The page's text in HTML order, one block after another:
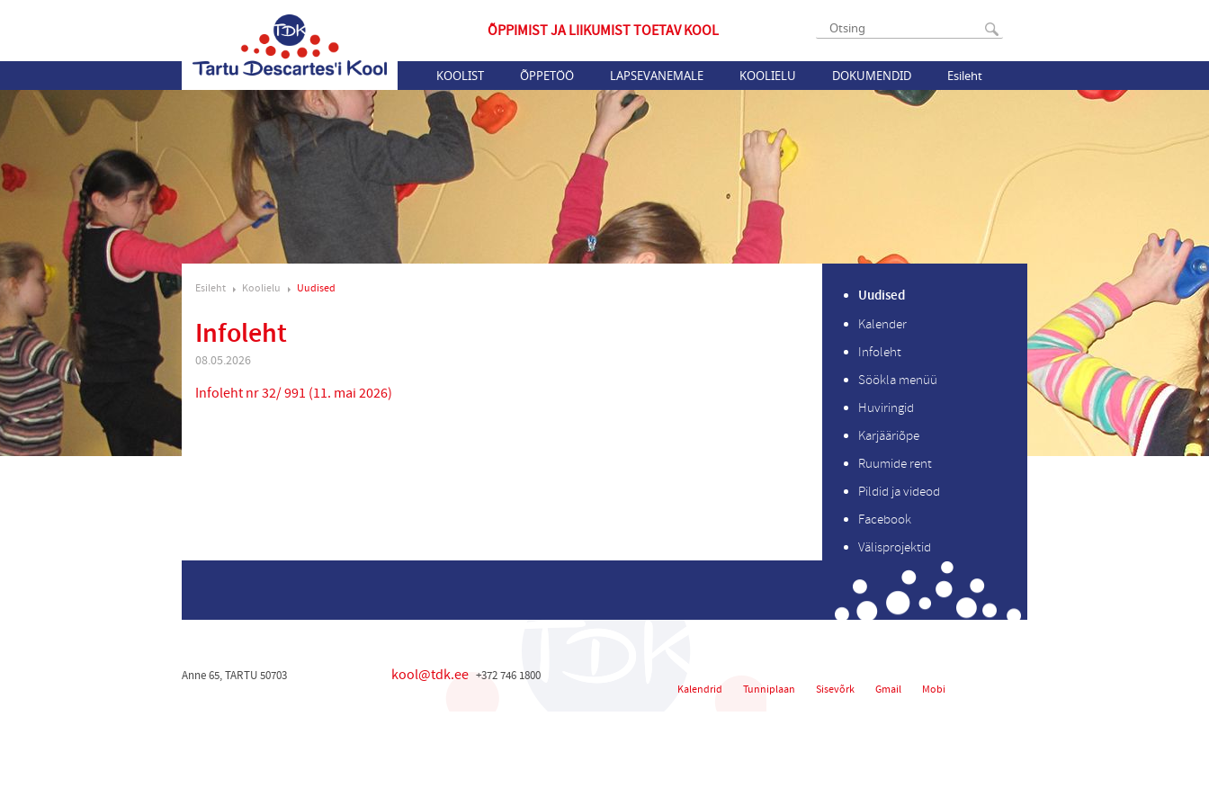
ÕPPIMIST JA LIIKUMIST TOETAV KOOL
KOOLIST ÕPPETÖÖ LAPSEVANEMALE KOOLIELU DOKUMENDID Esileht
Esileht Koolielu Uudised
Infoleht
08.05.2026
Infoleht nr 32/ 991 (11. mai 2026)
Uudised
Kalender
Infoleht
Söökla menüü
Huviringid
Karjääriõpe
Ruumide rent
Pildid ja videod
Facebook
Välisprojektid
Kalendrid Tunniplaan Sisevõrk Gmail Mobi
Anne 65, TARTU 50703 kool@tdk.ee +372 746 1800